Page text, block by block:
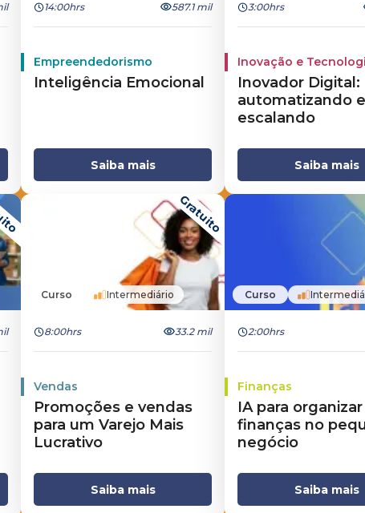
14:00hrs 587.1 mil
Empreendedorismo
Inteligência Emocional
Saiba mais
3:00hrs
Inovação e
Inovador Digital:
automatizando e
escalando
Saiba mais
Gratuito
Curso Intermediário
8:00hrs 33.2 mil
Vendas
Promoções e vendas
para um Varejo Mais
Lucrativo
Saiba mais
Curso
2:00hrs
Finanças
IA para organizar
finanças no
negócio
Saiba mais